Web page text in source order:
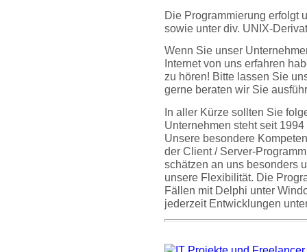
Die Programmierung erfolgt
sowie unter div. UNIX-
Wenn Sie unser
Internet von uns erfahren
zu hören! Bitte lassen Sie
gerne beraten wir Sie
In aller Kürze sollten Sie
Unternehmen steht seit
Unsere besondere
der Client / Server-
schätzen an uns besonders
unsere Flexibilität. Die
Fällen mit Delphi unter
jederzeit Entwicklungen